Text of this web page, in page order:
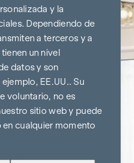
y la
Dependiendo de
a terceros y a
un nivel
datos y son
EE.UU.. Su
voluntario, no es
sitio web y puede
cualquier momento